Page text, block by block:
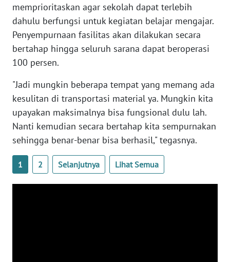
memprioritaskan agar sekolah dapat terlebih
dahulu berfungsi untuk kegiatan belajar mengajar.
Penyempurnaan fasilitas akan dilakukan secara
bertahap hingga seluruh sarana dapat beroperasi
100 persen.
"Jadi mungkin beberapa tempat yang memang ada
kesulitan di transportasi material ya. Mungkin kita
upayakan maksimalnya bisa fungsional dulu lah.
Nanti kemudian secara bertahap kita sempurnakan
sehingga benar-benar bisa berhasil," tegasnya.
1 2 Selanjutnya Lihat Semua
SULTRA
WN
SULTENG
WN
SULBAR
WN